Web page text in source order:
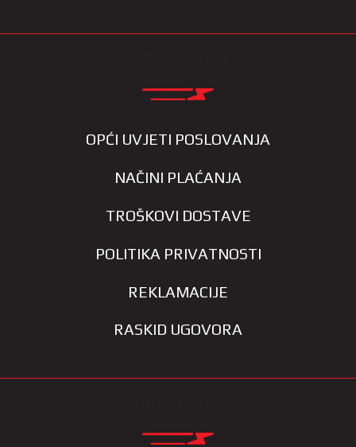
OPĆI UVJETI POSLOVANJA
NAČINI PLAĆANJA
TROŠKOVI DOSTAVE
POLITIKA PRIVATNOSTI
REKLAMACIJE
RASKID UGOVORA